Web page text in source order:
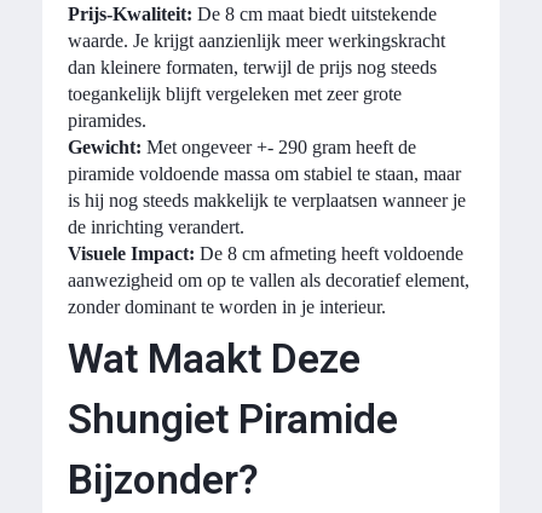
Prijs-Kwaliteit: De 8 cm maat biedt uitstekende
waarde. Je krijgt aanzienlijk meer werkingskracht
dan kleinere formaten, terwijl de prijs nog steeds
toegankelijk blijft vergeleken met zeer grote
piramides.
Gewicht: Met ongeveer +- 290 gram heeft de
piramide voldoende massa om stabiel te staan, maar
is hij nog steeds makkelijk te verplaatsen wanneer je
de inrichting verandert.
Visuele Impact: De 8 cm afmeting heeft voldoende
aanwezigheid om op te vallen als decoratief element,
zonder dominant te worden in je interieur.
Wat Maakt Deze
Shungiet Piramide
Bijzonder?